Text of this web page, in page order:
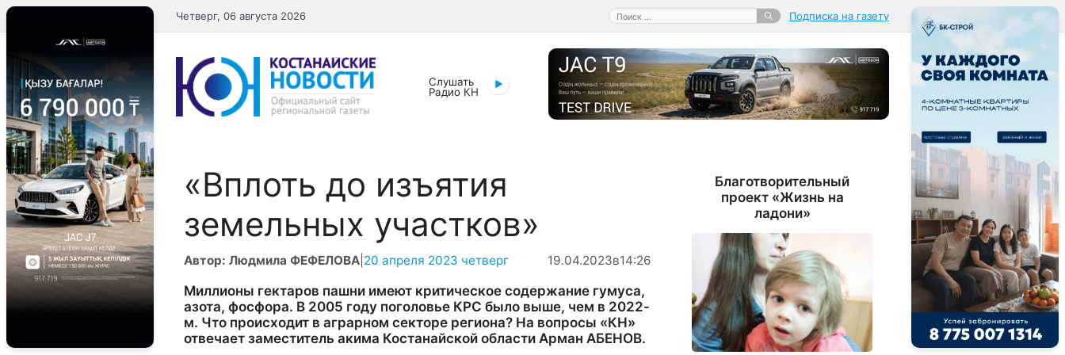
Перейти
к
содержимому
Поиск:
Четверг, 06 августа 2026 Подписка на газету
Слушать
Радио КН
«Вплоть до изъятия
земельных участков»
Автор: Людмила ФЕФЕЛОВА 20 апреля 2023 четверг 19.04.2023в14:26
Миллионы гектаров пашни имеют критическое содержание гумуса,
азота, фосфора. В 2005 году поголовье КРС было выше, чем в 2022-
м. Что происходит в аграрном секторе региона? На вопросы «КН»
отвечает заместитель акима Костанайской области Арман АБЕНОВ.
Благотворительный
проект «Жизнь на
ладони»